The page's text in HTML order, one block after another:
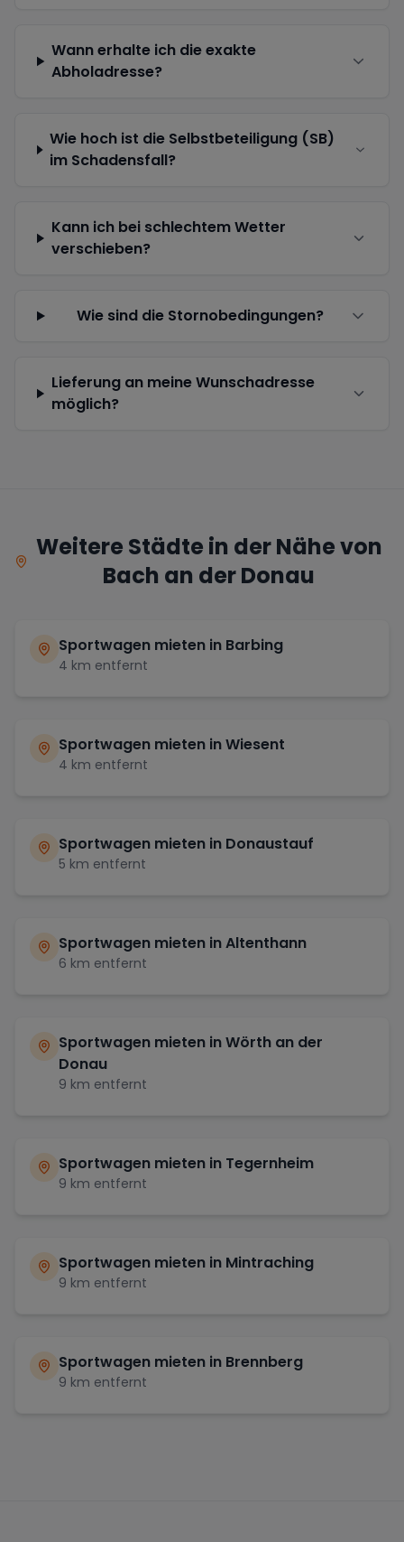
Wann erhalte ich die exakte
Abholadresse?
Wie hoch ist die Selbstbeteiligung (SB)
im Schadensfall?
Kann ich bei schlechtem Wetter
verschieben?
Wie sind die Stornobedingungen?
Lieferung an meine Wunschadresse
möglich?
Weitere Städte in der Nähe von
Bach an der Donau
Sportwagen mieten in Barbing
4 km entfernt
Sportwagen mieten inWiesent
4 km entfernt
Sportwagen mieten in Donaustauf
5 km entfernt
Sportwagen mieten inAltenthann
6 km entfernt
Sportwagen mieten inWörth an der
Donau
9 km entfernt
Sportwagen mieten in Tegernheim
9 km entfernt
Sportwagen mieten in Mintraching
9 km entfernt
Sportwagen mieten in Brennberg
9 km entfernt